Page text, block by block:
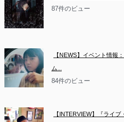
87件のビュー
【NEWS】イベント情報
ム...
84件のビュー
【INTERVIEW】『ライ